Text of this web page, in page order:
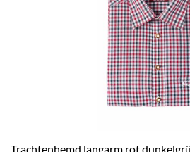
Trachtenhemd langarm rot